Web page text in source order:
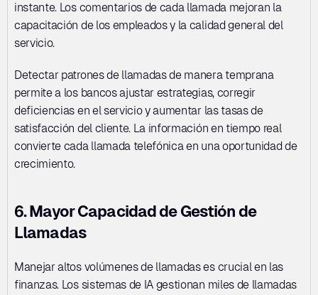
instante. Los comentarios de cada llamada mejoran la
capacitación de los empleados y la calidad general del
servicio.
Detectar patrones de llamadas de manera temprana
permite a los bancos ajustar estrategias, corregir
deficiencias en el servicio y aumentar las tasas de
satisfacción del cliente. La información en tiempo real
convierte cada llamada telefónica en una oportunidad de
crecimiento.
6. Mayor Capacidad de Gestión de
Llamadas
Manejar altos volúmenes de llamadas es crucial en las
finanzas. Los sistemas de IA gestionan miles de llamadas